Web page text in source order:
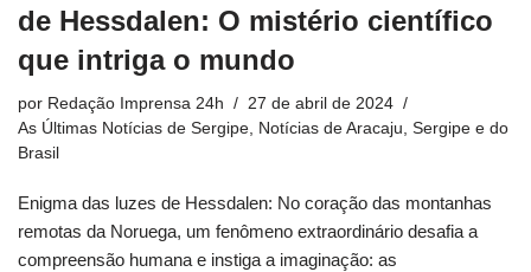
de Hessdalen: O mistério científico
que intriga o mundo
por Redação Imprensa 24h
27 de abril de 2024
As Últimas Notícias de Sergipe, Notícias de Aracaju, Sergipe e do
Brasil
Enigma das luzes de Hessdalen: No coração das montanhas
remotas da Noruega, um fenômeno extraordinário desafia a
compreensão humana e instiga a imaginação: as